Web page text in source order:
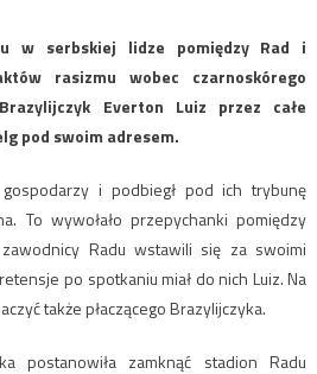
w serbskiej lidze pomiędzy Rad i
rasizmu wobec czarnoskórego
Everton Luiz przez całe
pod swoim adresem.
i podbiegł pod ich trybunę
To wywołało przepychanki pomiędzy
Radu wstawili się za swoimi
po spotkaniu miał do nich Luiz. Na
także płaczącego Brazylijczyka.
postanowiła zamknąć stadion Radu